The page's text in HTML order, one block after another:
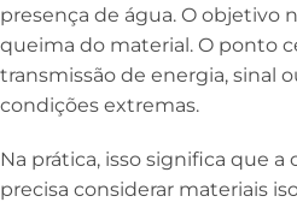
presença de água. O objetivo
queima do material. O ponto
transmissão de energia, sinal
condições extremas.
Na prática, isso significa que
precisa considerar materiais